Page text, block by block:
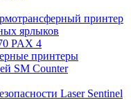
принтер
ярлыков
PAX 4
принтеры
SM Counter
Laser Sentinel